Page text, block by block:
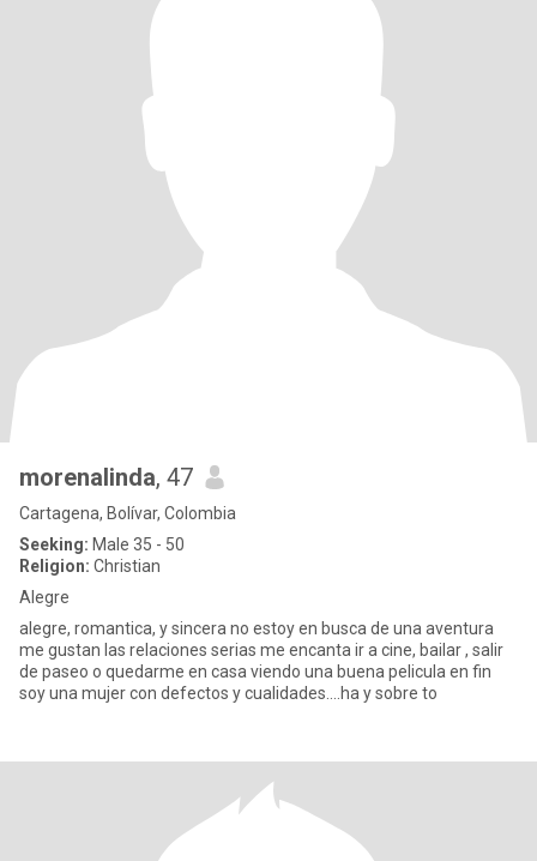
morenalinda, 47
Cartagena, Bolívar, Colombia
Seeking: Male 35 - 50
Religion: Christian
Alegre
alegre, romantica, y sincera no estoy en busca de una aventura
me gustan las relaciones serias me encanta ir a cine, bailar , salir
de paseo o quedarme en casa viendo una buena pelicula en fin
soy una mujer con defectos y cualidades....ha y sobre to